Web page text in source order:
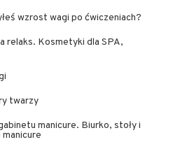
wzrost wagi po ćwiczeniach?
relaks. Kosmetyki dla SPA,
twarzy
manicure. Biurko, stoły i